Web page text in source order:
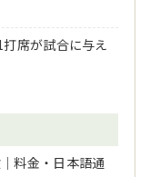
席が試合に与え
料金・日本語通